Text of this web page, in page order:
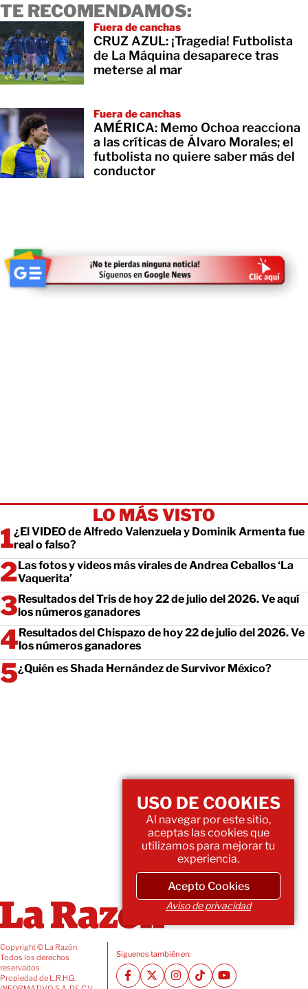
TE RECOMENDAMOS:
Fuera de canchas
CRUZ AZUL: ¡Tragedia! Futbolista
de La Máquina desaparece tras
meterse al mar
Fuera de canchas
AMÉRICA: Memo Ochoa reacciona
a las críticas de Álvaro Morales; el
futbolista no quiere saber más del
conductor
LO MÁS VISTO
¿El VIDEO de Alfredo Valenzuela y Dominik Armenta fue
real o falso?
Las fotos y videos más virales de Andrea Ceballos ‘La
Vaquerita’
Resultados del Tris de hoy 22 de julio del 2026. Ve aquí
los números ganadores
Resultados del Chispazo de hoy 22 de julio del 2026. Ve
los números ganadores
¿Quién es Shada Hernández de Survivor México?
Copyright © La Razón
Todos los derechos
reservados
Propiedad de L.R.H.G.
Siguenos también en:
USO DE COOKIES
Al navegar por este sitio,
aceptas las cookies que
utilizamos para mejorar tu
experiencia.
Acepto Cookies
Aviso de privacidad